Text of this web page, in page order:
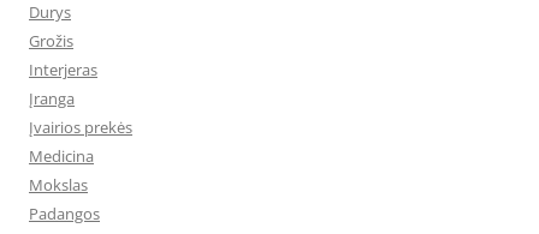
Durys
Grožis
Interjeras
Įranga
Įvairios prekės
Medicina
Mokslas
Padangos